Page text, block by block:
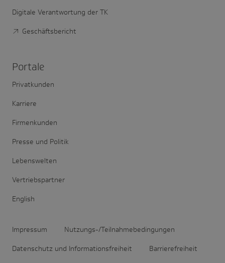
Digitale Verantwortung der TK
Geschäftsbericht
Portale
Privatkunden
Karriere
Firmenkunden
Presse und Politik
Lebenswelten
Vertriebspartner
English
Impressum Nutzungs-/Teilnahmebedingungen
Datenschutz und Informationsfreiheit Barrierefreiheit